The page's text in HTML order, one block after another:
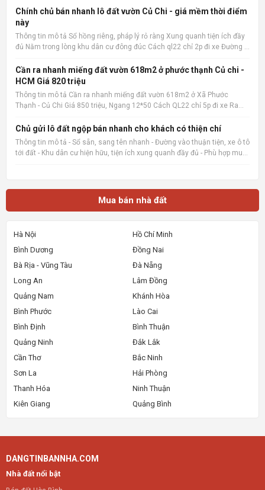
Chính chủ bán nhanh lô đất vườn Củ Chi - giá mềm thời điểm
này
Thông tin mô tả Sổ hồng riêng, pháp lý rỏ ràng Xung quanh tiện ích đầy
đủ Nằm trong lòng khu dân cư đông đúc Cách ql22 chỉ 2p đi xe Đường ô
Muabannhadat.com &mdash; Sàn rao vặt nhà đất uy tín 🔗
Cần ra nhanh miếng đất vườn 618m2 ở phước thạnh Củ chi -
HCM Giá 820 triệu
Thông tin mô tả Cần ra nhanh miếng đất vườn 618m2 ở Xã Phước
Thạnh - Củ Chi Giá 850 triệu, Ngang 12*50 Cách QL22 chỉ 5p đi xe Ra
600m 📌 Nguồn tin: Muabannhadat.com &mdash; Sàn rao vặt
Chủ gửi lô đất ngộp bán nhanh cho khách có thiện chí
Thông tin mô tả - Sổ sẵn, sang tên nhanh - Đường vào thuận tiện, xe ô tô
tới đất - Khu dân cư hiện hữu, tiện ích xung quanh đầy đủ - Phù hợp mua
Mua bán nhà đất
Hà Nội
Hồ Chí Minh
Bình Dương
Đồng Nai
Bà Rịa - Vũng Tàu
Đà Nẵng
Long An
Lâm Đồng
Quảng Nam
Khánh Hòa
Bình Phước
Lào Cai
Bình Định
Bình Thuận
Quảng Ninh
Đắk Lắk
Cần Thơ
Bắc Ninh
Sơn La
Hải Phòng
Thanh Hóa
Ninh Thuận
Kiên Giang
Quảng Bình
DANGTINBANNHA.COM
Nhà đất nổi bật